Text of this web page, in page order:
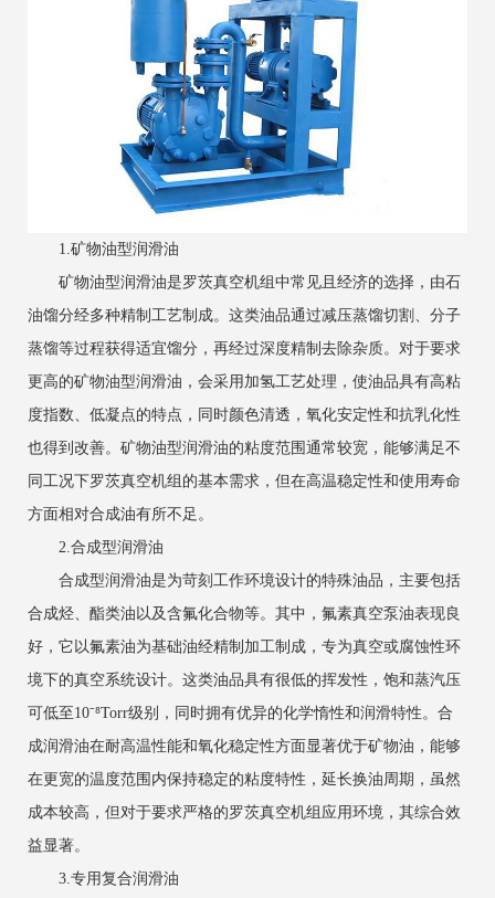
1.矿物油型润滑油
矿物油型润滑油是罗茨真空机组中常见且经济的选择，由石
油馏分经多种精制工艺制成。这类油品通过减压蒸馏切割、分子
蒸馏等过程获得适宜馏分，再经过深度精制去除杂质。对于要求
更高的矿物油型润滑油，会采用加氢工艺处理，使油品具有高粘
度指数、低凝点的特点，同时颜色清透，氧化安定性和抗乳化性
也得到改善。矿物油型润滑油的粘度范围通常较宽，能够满足不
同工况下罗茨真空机组的基本需求，但在高温稳定性和使用寿命
方面相对合成油有所不足。
2.合成型润滑油
合成型润滑油是为苛刻工作环境设计的特殊油品，主要包括
合成烃、酯类油以及含氟化合物等。其中，氟素真空泵油表现良
好，它以氟素油为基础油经精制加工制成，专为真空或腐蚀性环
境下的真空系统设计。这类油品具有很低的挥发性，饱和蒸汽压
可低至10⁻⁸Torr级别，同时拥有优异的化学惰性和润滑特性。合
成润滑油在耐高温性能和氧化稳定性方面显著优于矿物油，能够
在更宽的温度范围内保持稳定的粘度特性，延长换油周期，虽然
成本较高，但对于要求严格的罗茨真空机组应用环境，其综合效
益显著。
3.专用复合润滑油